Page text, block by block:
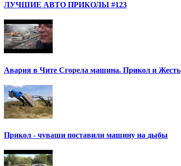
ЛУЧШИЕ АВТО ПРИКОЛЫ #123
Авария в Чите Сгорела машина. Прикол и Жесть
Прикол - чуваши поставили машину на дыбы